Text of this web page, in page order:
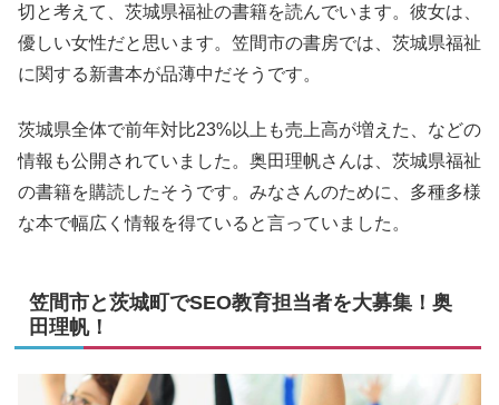
切と考えて、茨城県福祉の書籍を読んでいます。彼女は、
優しい女性だと思います。笠間市の書房では、茨城県福祉
に関する新書本が品薄中だそうです。
茨城県全体で前年対比23%以上も売上高が増えた、などの
情報も公開されていました。奥田理帆さんは、茨城県福祉
の書籍を購読したそうです。みなさんのために、多種多様
な本で幅広く情報を得ていると言っていました。
笠間市と茨城町でSEO教育担当者を大募集！奥
田理帆！